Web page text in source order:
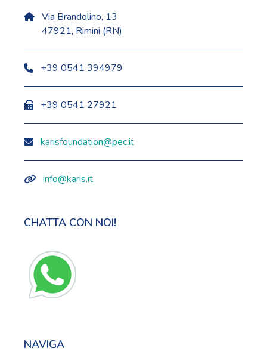
Via Brandolino, 13
47921, Rimini (RN)
+39 0541 394979
+39 0541 27921
karisfoundation@pec.it
info@karis.it
CHATTA CON NOI!
NAVIGA